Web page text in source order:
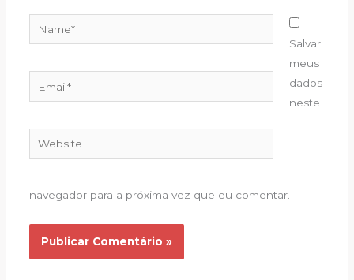
Website
Salvar
meus
dados
neste
navegador para a próxima vez que eu comentar.